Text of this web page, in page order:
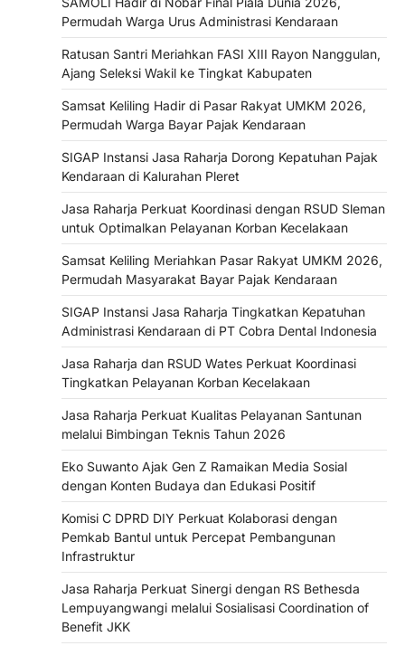
Permudah Warga Urus Administrasi Kendaraan
Ratusan Santri Meriahkan FASI XIII Rayon Nanggulan,
Ajang Seleksi Wakil ke Tingkat Kabupaten
Samsat Keliling Hadir di Pasar Rakyat UMKM 2026,
Permudah Warga Bayar Pajak Kendaraan
SIGAP Instansi Jasa Raharja Dorong Kepatuhan Pajak
Kendaraan di Kalurahan Pleret
Jasa Raharja Perkuat Koordinasi dengan RSUD Sleman
untuk Optimalkan Pelayanan Korban Kecelakaan
Samsat Keliling Meriahkan Pasar Rakyat UMKM 2026,
Permudah Masyarakat Bayar Pajak Kendaraan
SIGAP Instansi Jasa Raharja Tingkatkan Kepatuhan
Administrasi Kendaraan di PT Cobra Dental Indonesia
Jasa Raharja dan RSUD Wates Perkuat Koordinasi
Tingkatkan Pelayanan Korban Kecelakaan
Jasa Raharja Perkuat Kualitas Pelayanan Santunan
melalui Bimbingan Teknis Tahun 2026
Eko Suwanto Ajak Gen Z Ramaikan Media Sosial
dengan Konten Budaya dan Edukasi Positif
Komisi C DPRD DIY Perkuat Kolaborasi dengan
Pemkab Bantul untuk Percepat Pembangunan
Infrastruktur
Jasa Raharja Perkuat Sinergi dengan RS Bethesda
Lempuyangwangi melalui Sosialisasi Coordination of
Benefit JKK